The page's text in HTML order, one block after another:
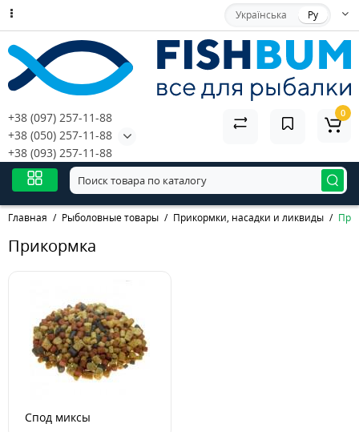
Українська Ру
+38 (097) 257-11-88
+38 (050) 257-11-88
+38 (093) 257-11-88
0
Главная Рыболовные товары Прикормки, насадки и ликвиды
Прикормка
Спод миксы